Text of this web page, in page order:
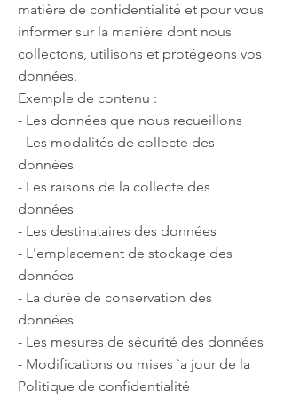
matière de confidentialité et pour vous
informer sur la manière dont nous
collectons, utilisons et protégeons vos
données.
Exemple de contenu :
- Les données que nous recueillons
- Les modalités de collecte des
données
- Les raisons de la collecte des
données
- Les destinataires des données
- L'emplacement de stockage des
données
- La durée de conservation des
données
- Les mesures de sécurité des données
- Modifications ou mises `a jour de la
Politique de confidentialité